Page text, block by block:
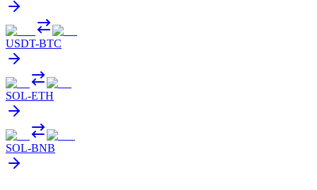
USDT-BTC
SOL-ETH
SOL-BNB